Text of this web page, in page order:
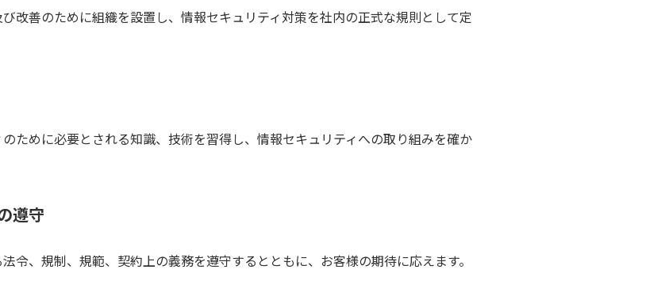
改善のために組織を設置し、情報セキュリティ対策を社内の正式な規則として定
ために必要とされる知識、技術を習得し、情報セキュリティへの取り組みを確か
遵守
令、規制、規範、契約上の義務を遵守するとともに、お客様の期待に応えます。